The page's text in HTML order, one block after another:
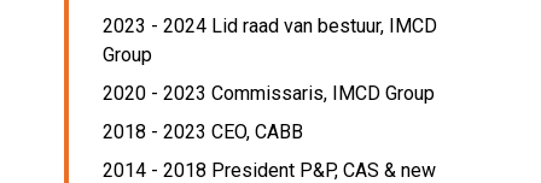
2023 - 2024 Lid raad van bestuur, IMCD
Group
2020 - 2023 Commissaris, IMCD Group
2018 - 2023 CEO, CABB
2014 - 2018 President P&P, CAS & new